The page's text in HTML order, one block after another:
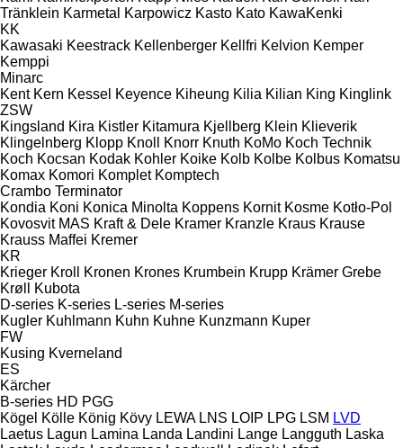
Tränklein Karmetal Karpowicz Kasto Kato KawaKenki
KK
Kawasaki Keestrack Kellenberger Kellfri Kelvion Kemper
Kemppi
Minarc
Kent Kern Kessel Keyence Kiheung Kilia Kilian King Kinglink
ZSW
Kingsland Kira Kistler Kitamura Kjellberg Klein Klieverik
Klingelnberg Klopp Knoll Knorr Knuth KoMo Koch Technik
Koch Kocsan Kodak Kohler Koike Kolb Kolbe Kolbus Komatsu
Komax Komori Komplet Komptech
Crambo Terminator
Kondia Koni Konica Minolta Koppens Kornit Kosme Kotło-Pol
Kovosvit MAS Kraft & Dele Kramer Kranzle Kraus Krause
Krauss Maffei Kremer
KR
Krieger Kroll Kronen Krones Krumbein Krupp Krämer Grebe
Krøll
Kubota
D-series K-series L-series M-series
Kugler Kuhlmann Kuhn Kuhne Kunzmann Kuper
FW
Kusing Kverneland
ES
Kärcher
B-series HD PGG
Kögel Kölle König Kövy LEWA LNS LOIP LPG LSM LVD
Laetus Lagun Lamina Landa Landini Lange Langguth Laska